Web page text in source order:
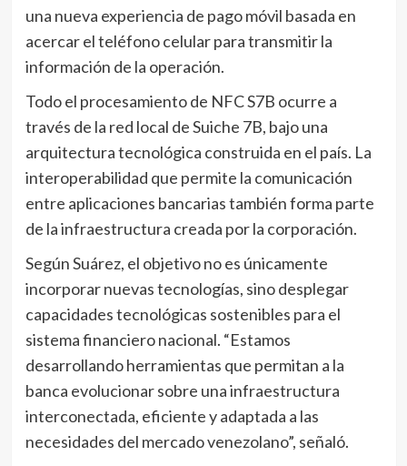
una nueva experiencia de pago móvil basada en
acercar el teléfono celular para transmitir la
información de la operación.
Todo el procesamiento de NFC S7B ocurre a
través de la red local de Suiche 7B, bajo una
arquitectura tecnológica construida en el país. La
interoperabilidad que permite la comunicación
entre aplicaciones bancarias también forma parte
de la infraestructura creada por la corporación.
Según Suárez, el objetivo no es únicamente
incorporar nuevas tecnologías, sino desplegar
capacidades tecnológicas sostenibles para el
sistema financiero nacional. “Estamos
desarrollando herramientas que permitan a la
banca evolucionar sobre una infraestructura
interconectada, eficiente y adaptada a las
necesidades del mercado venezolano”, señaló.